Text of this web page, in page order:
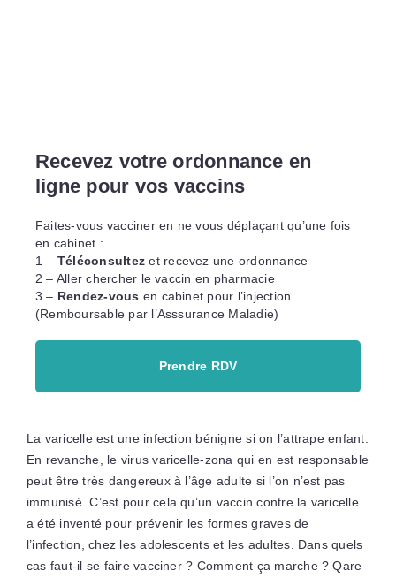
Recevez votre ordonnance en
ligne pour vos vaccins
Faites-vous vacciner en ne vous déplaçant qu’une fois
en cabinet :
1 – Téléconsultez et recevez une ordonnance
2 – Aller chercher le vaccin en pharmacie
3 – Rendez-vous en cabinet pour l’injection
(Remboursable par l’Asssurance Maladie)
Prendre RDV
La varicelle est une infection bénigne si on l’attrape enfant.
En revanche, le virus varicelle-zona qui en est responsable
peut être très dangereux à l’âge adulte si l’on n’est pas
immunisé. C’est pour cela qu’un vaccin contre la varicelle
a été inventé pour prévenir les formes graves de
l’infection, chez les adolescents et les adultes. Dans quels
cas faut-il se faire vacciner ? Comment ça marche ? Qare